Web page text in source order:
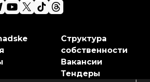
Структура
собственности
Вакансии
Тендеры